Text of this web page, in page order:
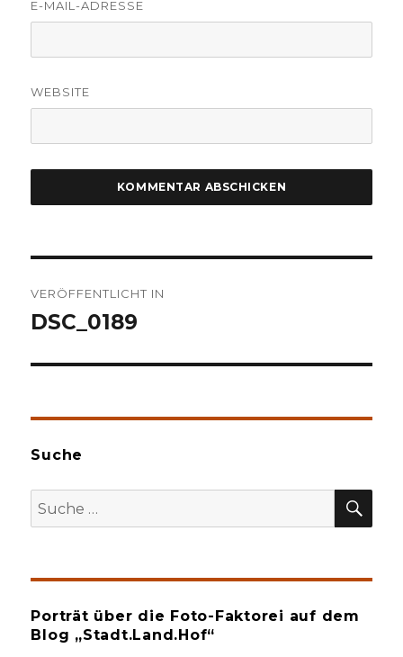
E-MAIL-ADRESSE
WEBSITE
VERÖFFENTLICHT IN
DSC_0189
Suche
Suche
nach:
Porträt über die Foto-Faktorei auf dem
Blog „Stadt.Land.Hof“